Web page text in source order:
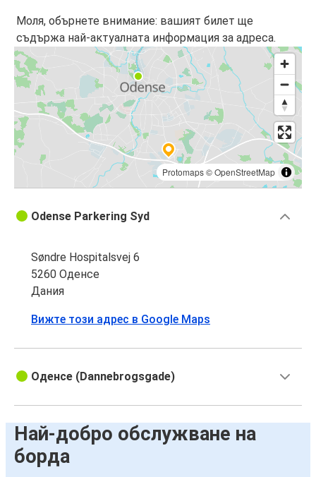
Моля, обърнете внимание: вашият билет ще
съдържа най-актуалната информация за адреса.
Protomaps©OpenStreetMap
Odense Parkering Syd
Søndre Hospitalsvej 6
5260 Оденсе
Дания
Вижте този адрес в Google Maps
Оденсе (Dannebrogsgade)
Най-добро обслужване на
борда